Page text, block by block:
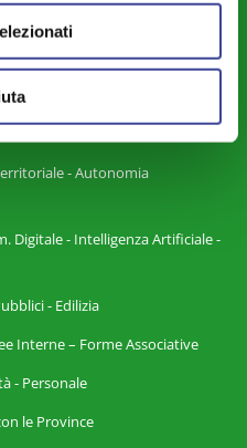
Locale
Politiche Agricole - Green
- Autonomia
Digitale - Intelligenza Artificiale -
- Edilizia
Interne – Forme Associative
- Personale
le Province